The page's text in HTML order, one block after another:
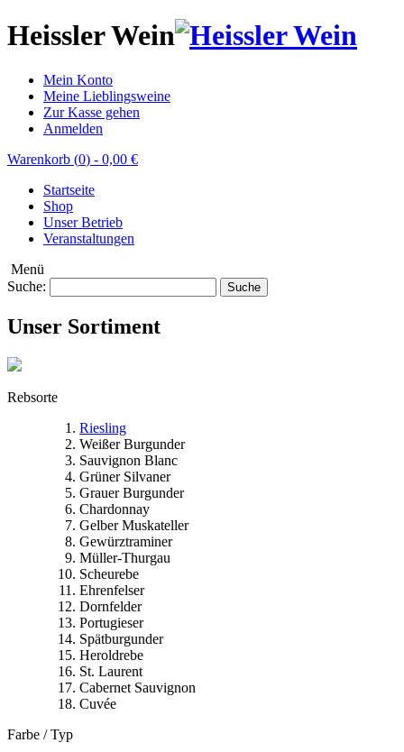
Heissler Wein
Mein Konto
Meine Lieblingsweine
Zur Kasse gehen
Anmelden
Warenkorb (0) - 0,00 €
Startseite
Shop
Unser Betrieb
Veranstaltungen
Menü
Suche:
Suche
Unser Sortiment
Rebsorte
Riesling
Weißer Burgunder
Sauvignon Blanc
Grüner Silvaner
Grauer Burgunder
Chardonnay
Gelber Muskateller
Gewürztraminer
Müller-Thurgau
Scheurebe
Ehrenfelser
Dornfelder
Portugieser
Spätburgunder
Heroldrebe
St. Laurent
Cabernet Sauvignon
Cuvée
Farbe / Typ